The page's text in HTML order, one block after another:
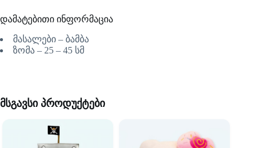
დამატებითი ინფორმაცია
მასალები – ბამბა
ზომა – 25 – 45 სმ
მსგავსი პროდუქტები